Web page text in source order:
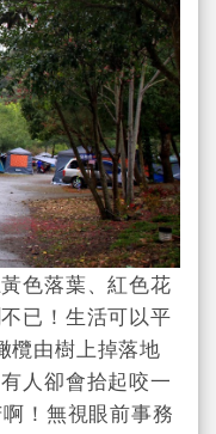
色落葉、紅色花
已！生活可以平
欖由樹上掉落地
人卻會拾起咬一
！無視眼前事務